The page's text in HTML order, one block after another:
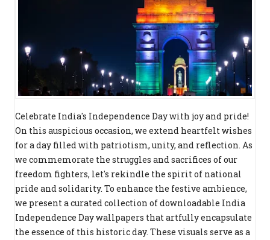
Celebrate India's Independence Day with joy and pride!
On this auspicious occasion, we extend heartfelt wishes
for a day filled with patriotism, unity, and reflection. As
we commemorate the struggles and sacrifices of our
freedom fighters, let's rekindle the spirit of national
pride and solidarity. To enhance the festive ambience,
we present a curated collection of downloadable India
Independence Day wallpapers that artfully encapsulate
the essence of this historic day. These visuals serve as a